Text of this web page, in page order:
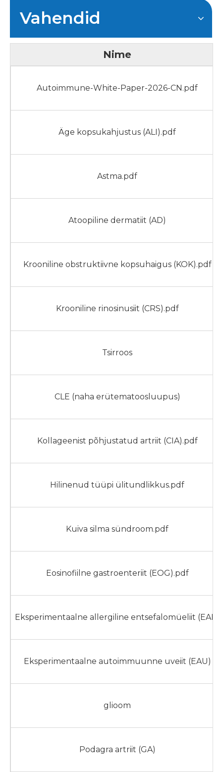
Vahendid
Nime
Autoimmune-White-Paper-2026-CN.pdf
Äge kopsukahjustus (ALI).pdf
Astma.pdf
Atoopiline dermatiit (AD)
Krooniline obstruktiivne kopsuhaigus (KOK).pdf
Krooniline rinosinusiit (CRS).pdf
Tsirroos
CLE (naha erütematoosluupus)
Kollageenist põhjustatud artriit (CIA).pdf
Hilinenud tüüpi ülitundlikkus.pdf
Kuiva silma sündroom.pdf
Eosinofiilne gastroenteriit (EOG).pdf
Eksperimentaalne allergiline entsefalomüeliit (EAE)
Eksperimentaalne autoimmuunne uveiit (EAU)
glioom
Podagra artriit (GA)